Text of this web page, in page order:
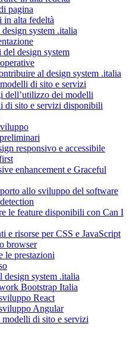
pagina
in alta fedeltà
system .italia
design system
al design system .italia
di sito e servizi
dell’utilizzo dei modelli
di sito e servizi disponibili
responsivo e accessibile
enhancement e Graceful
allo sviluppo del software
le feature disponibili con Can I
e risorse per CSS e JavaScript
browser
le prestazioni
system .italia
Bootstrap Italia
React
Angular
di sito e servizi